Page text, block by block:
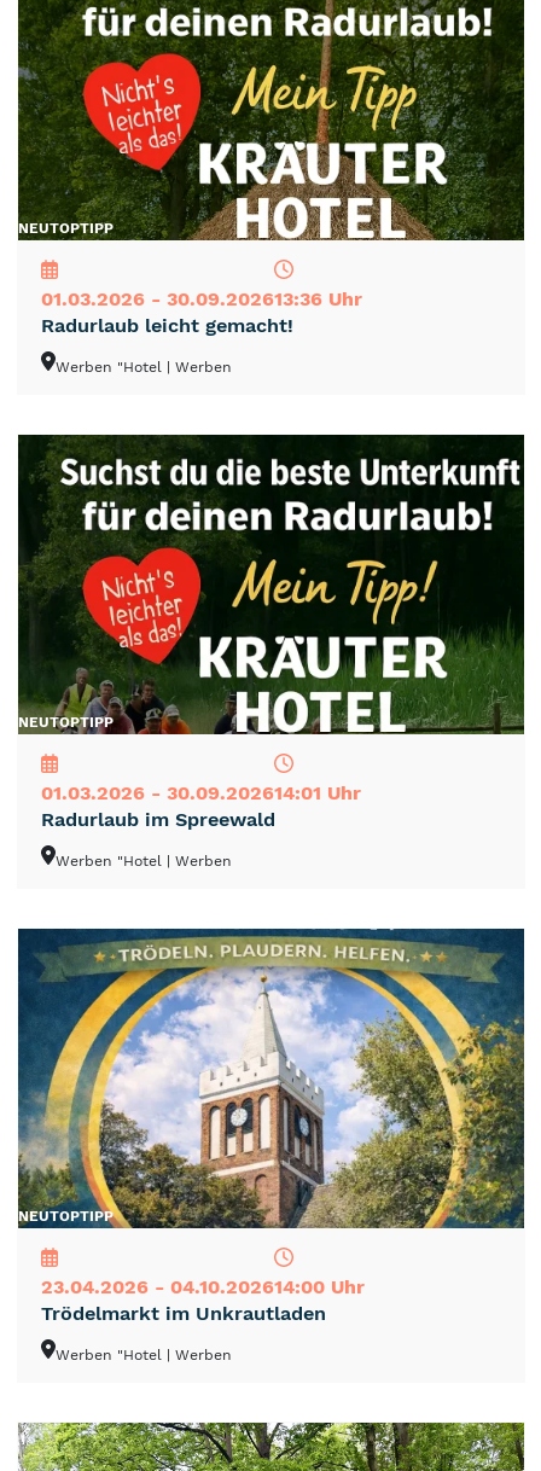
NEUTOPTIPP
01.03.2026 - 30.09.202613:36 Uhr
Radurlaub leicht gemacht!
Werben "Hotel | Werben
NEUTOPTIPP
01.03.2026 - 30.09.202614:01 Uhr
Radurlaub im Spreewald
Werben "Hotel | Werben
NEUTOPTIPP
23.04.2026 - 04.10.202614:00 Uhr
Trödelmarkt im Unkrautladen
Werben "Hotel | Werben